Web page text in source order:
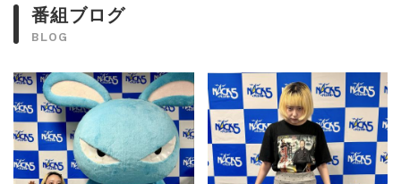
番組ブログ
BLOG